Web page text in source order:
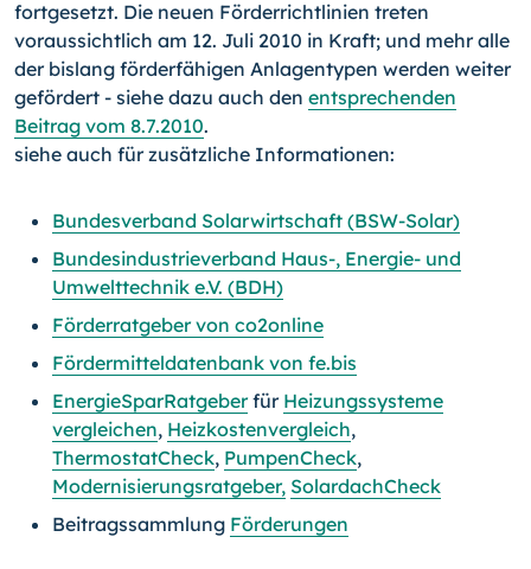
fortgesetzt. Die neuen Förderrichtlinien treten
voraussichtlich am 12. Juli 2010 in Kraft; und mehr alle
der bislang förderfähigen Anlagentypen werden weiter
gefördert - siehe dazu auch den entsprechenden
Beitrag vom 8.7.2010.
siehe auch für zusätzliche Informationen:
Bundesverband Solarwirtschaft (BSW-Solar)
Bundesindustrieverband Haus-, Energie- und
Umwelttechnik e.V. (BDH)
Förderratgeber von co2online
Fördermitteldatenbank von fe.bis
EnergieSparRatgeberfür Heizungssysteme
vergleichen, Heizkostenvergleich,
ThermostatCheck, PumpenCheck,
Modernisierungsratgeber, SolardachCheck
Beitragssammlung Förderungen